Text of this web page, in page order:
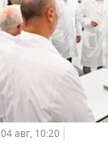
04 авг, 10:20